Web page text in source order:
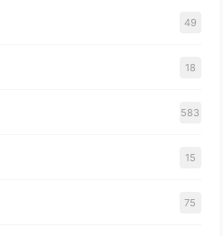
49
18
583
15
75